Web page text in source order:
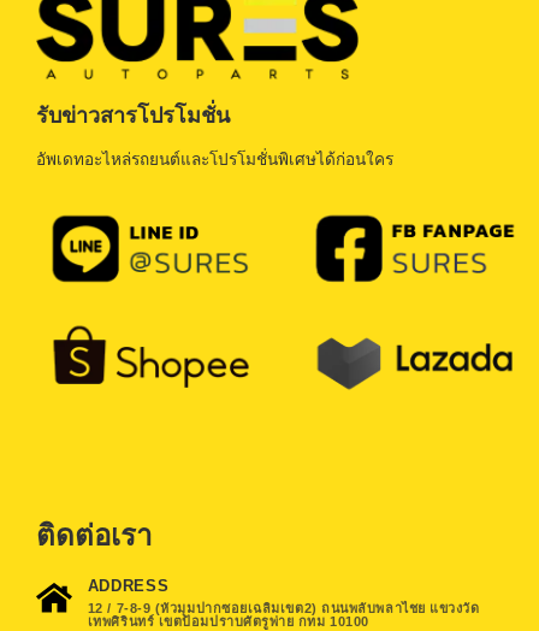
รับข่าวสารโปรโมชั่น
อัพเดทอะไหล่รถยนต์และโปรโมชั่นพิเศษได้ก่อนใคร
ติดต่อเรา
ADDRESS
12 / 7-8-9 (หัวมุมปากซอยเฉลิมเขต2) ถนนพลับพลาไชย แขวงวัด
เทพศิรินทร์ เขตป้อมปราบศัตรูพ่าย กทม 10100